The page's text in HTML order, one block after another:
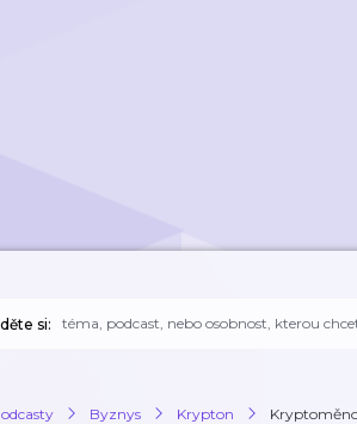
si:
Byznys Krypton